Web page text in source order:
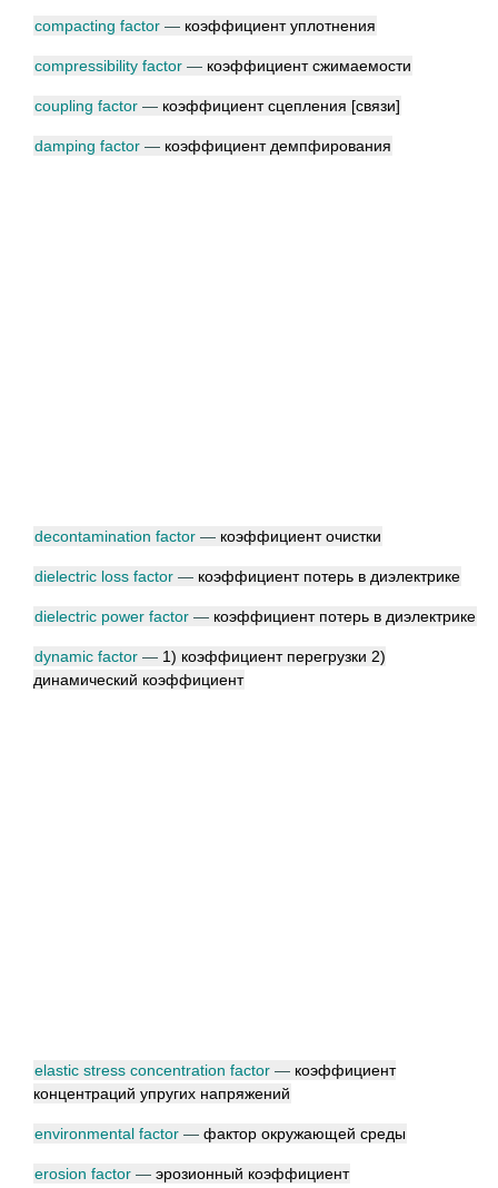
compacting factor — коэффициент уплотнения
compressibility factor — коэффициент сжимаемости
coupling factor — коэффициент сцепления [связи]
damping factor — коэффициент демпфирования
decontamination factor — коэффициент очистки
dielectric loss factor — коэффициент потерь в диэлектрике
dielectric power factor — коэффициент потерь в диэлектрике
dynamic factor — 1) коэффициент перегрузки 2)
динамический коэффициент
elastic stress concentration factor — коэффициент
концентраций упругих напряжений
environmental factor — фактор окружающей среды
erosion factor — эрозионный коэффициент